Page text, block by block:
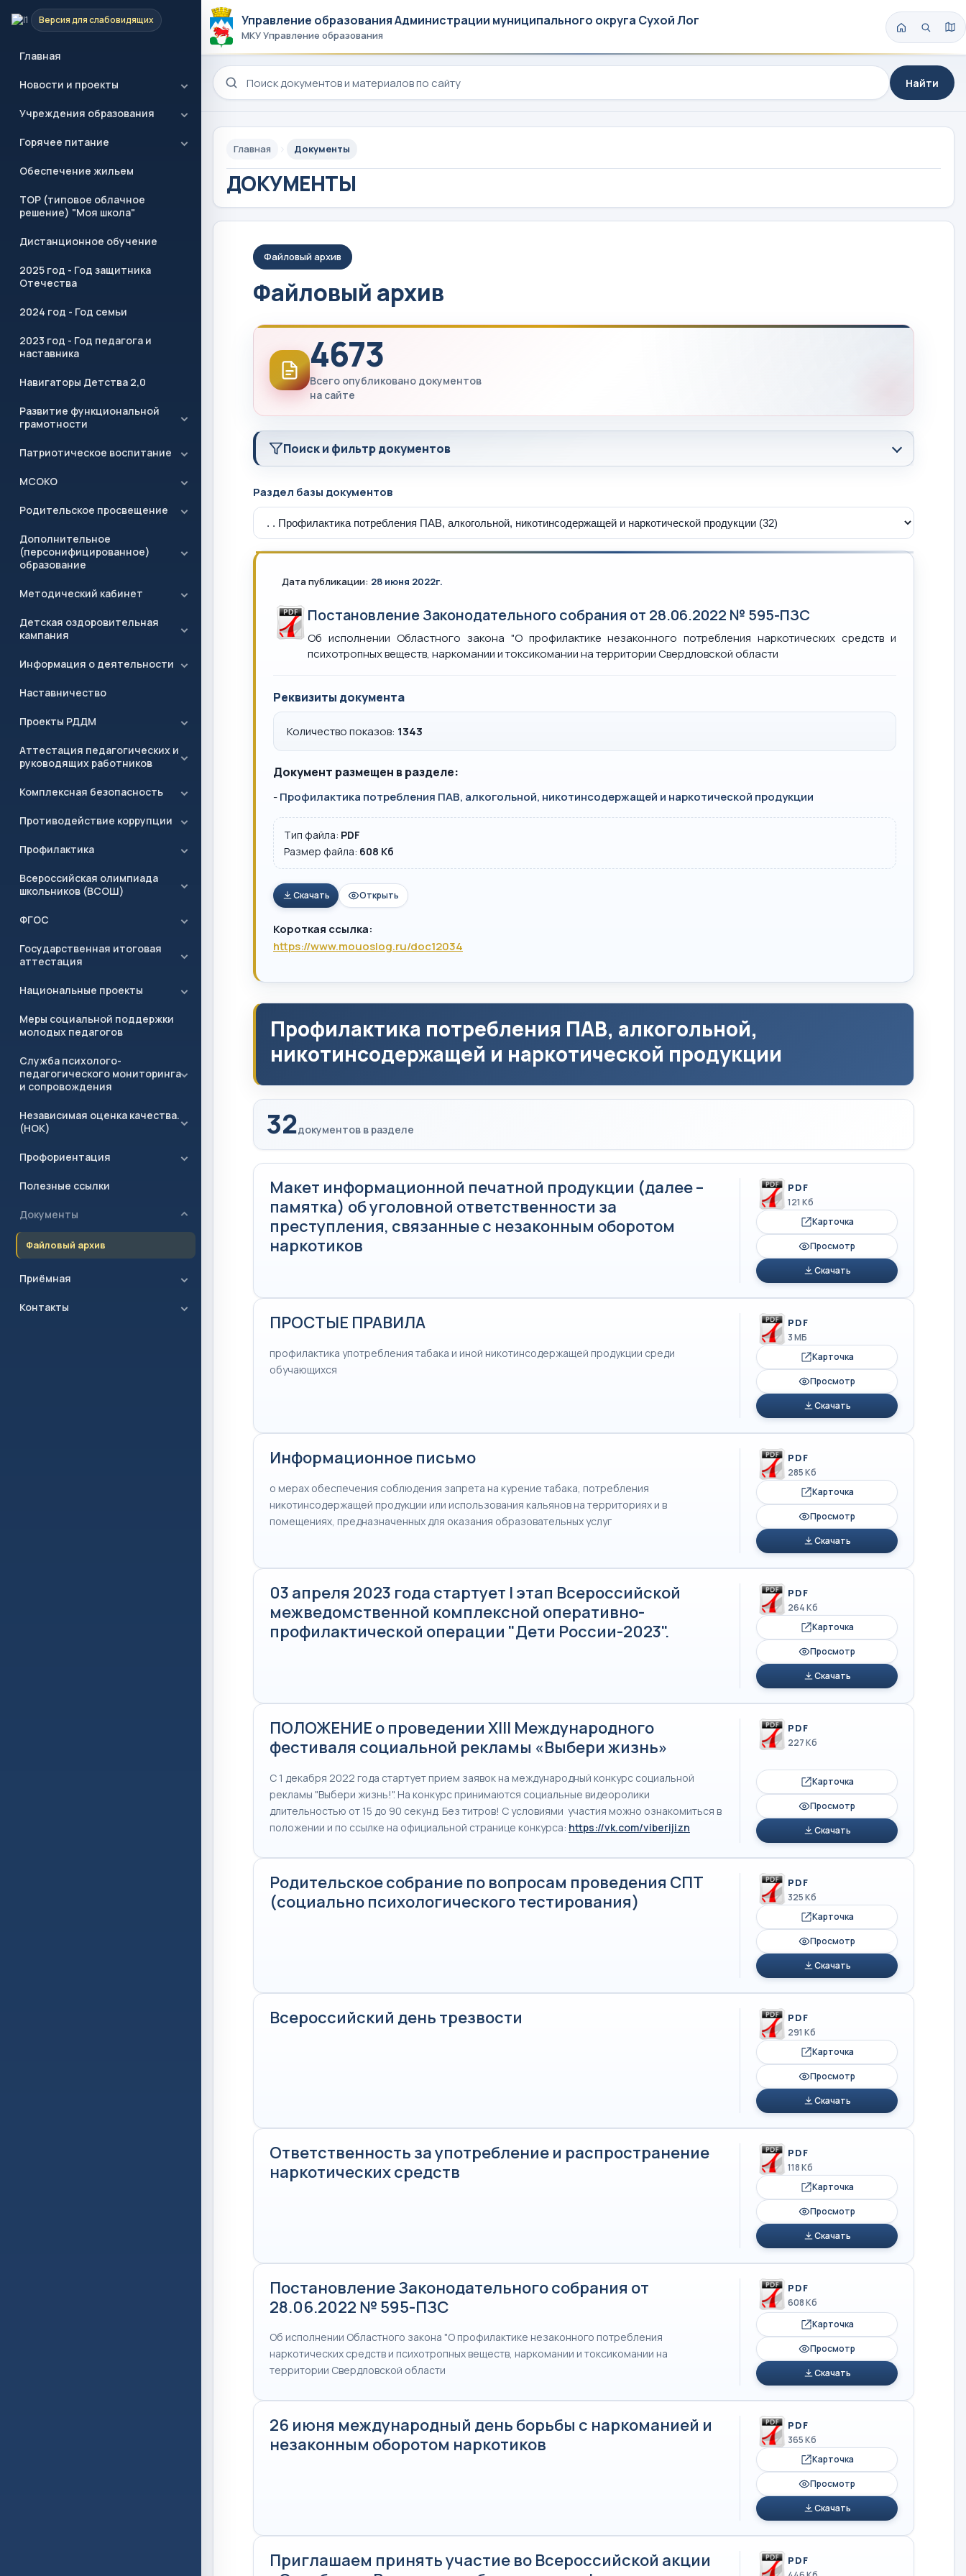
Версия для слабовидящих
Главная
Новости и проекты
Учреждения образования
Горячее питание
Обеспечение жильем
ТОР (типовое облачное
решение) "Моя школа"
Дистанционное обучение
2025 год - Год защитника
Отечества
2024 год - Год семьи
2023 год - Год педагога и
наставника
Навигаторы Детства 2,0
Развитие функциональной
грамотности
Патриотическое воспитание
МСОКО
Родительское просвещение
Дополнительное
(персонифицированное)
образование
Методический кабинет
Детская оздоровительная
кампания
Информация о деятельности
Наставничество
Проекты РДДМ
Аттестация педагогических и
руководящих работников
Комплексная безопасность
Противодействие коррупции
Профилактика
Всероссийская олимпиада
школьников (ВСОШ)
ФГОС
Государственная итоговая
аттестация
Национальные проекты
Меры социальной поддержки
молодых педагогов
Служба психолого-
педагогического мониторинга
и сопровождения
Независимая оценка качества.
(НОК)
Профориентация
Полезные ссылки
Документы
Файловый архив
Приёмная
Контакты
Управление образования Администрации муниципального округа Сухой Лог
МКУ Управление образования
Поиск по сайту
Найти
Главная Документы
ДОКУМЕНТЫ
Файловый архив
Файловый архив
4673
Всего опубликовано документов
на сайте
Поиск и фильтр документов
Раздел базы документов
Дата публикации: 28 июня 2022г.
Постановление Законодательного собрания от 28.06.2022 № 595-ПЗС
Об исполнении Областного закона "О профилактике незаконного потребления наркотических средств и
психотропных веществ, наркомании и токсикомании на территории Свердловской области
Реквизиты документа
Количество показов: 1343
Документ размещен в разделе:
-Профилактика потребления ПАВ, алкогольной, никотинсодержащей и наркотической продукции
Тип файла: PDF
Размер файла: 608 Кб
Скачать Открыть
Короткая ссылка:
https://www.mouoslog.ru/doc12034
Профилактика потребления ПАВ, алкогольной,
никотинсодержащей и наркотической продукции
32документов в разделе
Макет информационной печатной продукции (далее –
памятка) об уголовной ответственности за
преступления, связанные с незаконным оборотом
наркотиков
PDF
121 Кб
Карточка
Просмотр
Скачать
ПРОСТЫЕ ПРАВИЛА
профилактика употребления табака и иной никотинсодержащей продукции среди
обучающихся
PDF
3 МБ
Карточка
Просмотр
Скачать
Информационное письмо
о мерах обеспечения соблюдения запрета на курение табака, потребления
никотинсодержащей продукции или использования кальянов на территориях и в
помещениях, предназначенных для оказания образовательных услуг
PDF
285 Кб
Карточка
Просмотр
Скачать
03 апреля 2023 года стартует I этап Всероссийской
межведомственной комплексной оперативно-
профилактической операции "Дети России-2023".
PDF
264 Кб
Карточка
Просмотр
Скачать
ПОЛОЖЕНИЕ о проведении XIII Международного
фестиваля социальной рекламы «Выбери жизнь»
С 1 декабря 2022 года стартует прием заявок на международный конкурс социальной
рекламы "Выбери жизнь!". На конкурс принимаются социальные видеоролики
длительностью от 15 до 90 секунд. Без титров! С условиями участия можно ознакомиться в
положении и по ссылке на официальной странице конкурса: https://vk.com/viberijizn
PDF
227 Кб
Карточка
Просмотр
Скачать
Родительское собрание по вопросам проведения СПТ
(социально психологического тестирования)
PDF
325 Кб
Карточка
Просмотр
Скачать
Всероссийский день трезвости PDF
291 Кб
Карточка
Просмотр
Скачать
Ответственность за употребление и распространение
наркотических средств
PDF
118 Кб
Карточка
Просмотр
Скачать
Постановление Законодательного собрания от
28.06.2022 № 595-ПЗС
Об исполнении Областного закона "О профилактике незаконного потребления
наркотических средств и психотропных веществ, наркомании и токсикомании на
территории Свердловской области
PDF
608 Кб
Карточка
Просмотр
Скачать
26 июня международный день борьбы с наркоманией и
незаконным оборотом наркотиков
PDF
365 Кб
Карточка
Просмотр
Скачать
Приглашаем принять участие во Всероссийской акции
PDF